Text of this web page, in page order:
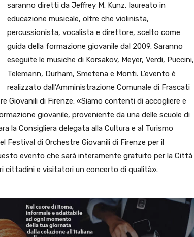
saranno diretti da Jeffrey M. Kunz, laureato in
educazione musicale, oltre che violinista,
percussionista, vocalista e direttore, scelto come
guida della formazione giovanile dal 2009. Saranno
eseguite le musiche di Korsakov, Meyer, Verdi, Puccini,
Telemann, Durham, Smetena e Monti. L’evento è
realizzato dall’Amministrazione Comunale di Frascati
Giovanili di Firenze. «Siamo contenti di accogliere e
giovanile, proveniente da una delle scuole di
la Consigliera delegata alla Cultura e al Turismo
Festival di Orchestre Giovanili di Firenze per il
evento che sarà interamente gratuito per la Città
cittadini e visitatori un concerto di qualità».